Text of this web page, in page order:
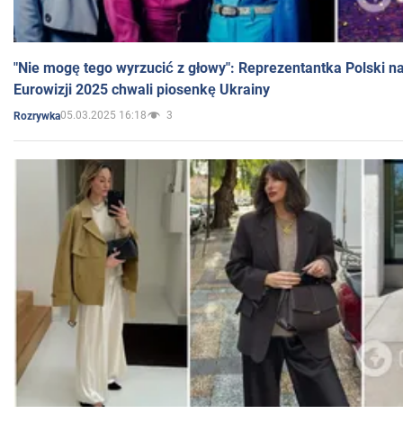
"Nie mogę tego wyrzucić z głowy": Reprezentantka Polski
Eurowizji 2025 chwali piosenkę Ukrainy
Rozrywka05.03.2025 16:18 3